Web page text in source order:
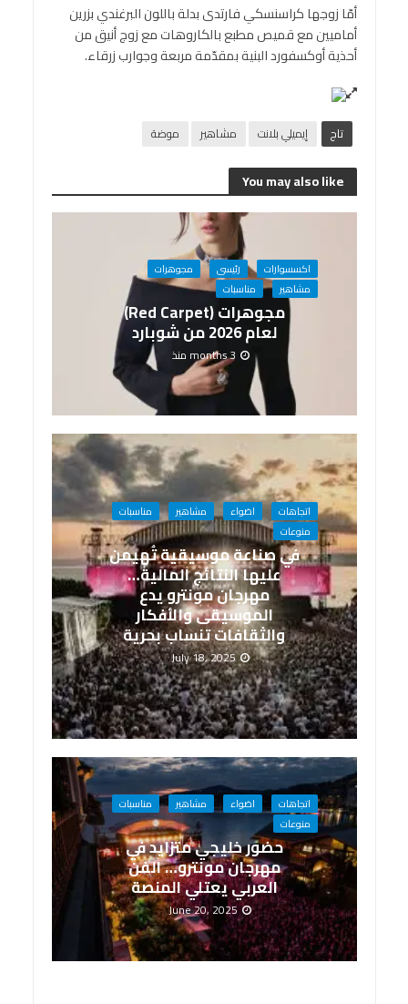
أمّا زوجها كراسنسكي فارتدى بدلة باللون البرغندي بزرين
أماميين مع قميص مطبع بالكاروهات مع زوج أنيق من
أحذية أوكسفورد البنية بمقدّمة مربعة وجوارب زرقاء.
تاج إيميلي بلانت مشاهير موضة
You may also like
اكسسوارات رئيسى
مجوهرات
مشاهير
مناسبات
مجوهرات (Red Carpet)
لعام 2026 من شوبارد
3 months منذ
اتجاهات اضواء مشاهير
مناسبات
منوعات
في صناعة موسيقية تُهيمن
عليها النتائج المالية…
مهرجان مونترو يدع
الموسيقى والأفكار
والثقافات تنساب بحرية
July 18, 2025
اتجاهات اضواء مشاهير
مناسبات
منوعات
حضور خليجي متزايد في
مهرجان مونترو… الفن
العربي يعتلي المنصة
June 20, 2025